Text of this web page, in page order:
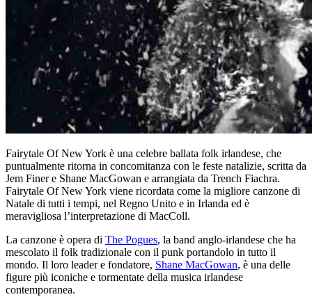
Fairytale Of New York è una celebre ballata folk irlandese, che
puntualmente ritorna in concomitanza con le feste natalizie, scritta da
Jem Finer e Shane MacGowan e arrangiata da Trench Fiachra.
Fairytale Of New York viene ricordata come la migliore canzone di
Natale di tutti i tempi, nel Regno Unito e in Irlanda ed è
meravigliosa l’interpretazione di MacColl.
La canzone è opera di The Pogues, la band anglo-irlandese che ha
mescolato il folk tradizionale con il punk portandolo in tutto il
mondo. Il loro leader e fondatore, Shane MacGowan, è una delle
figure più iconiche e tormentate della musica irlandese
contemporanea.